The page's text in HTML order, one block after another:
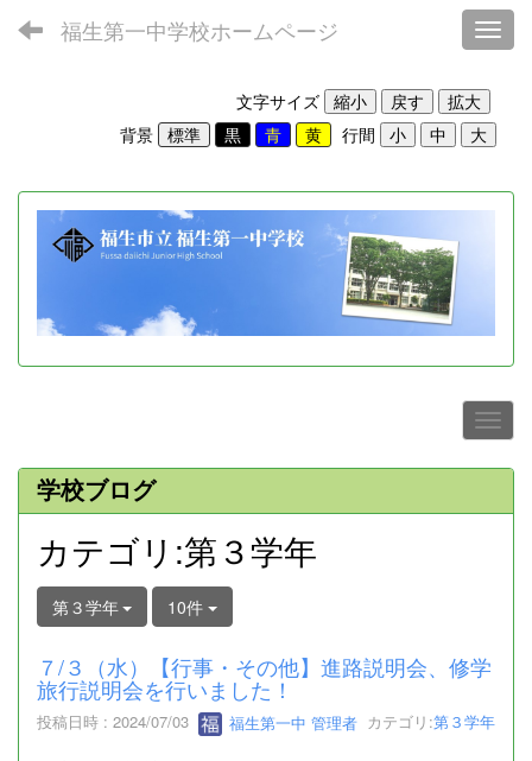
福生第一中学校ホームページ
文字サイズ
背景
行間
学校ブログ
カテゴリ:第３学年
第３学年 10件
７/３（水）【行事・その他】進路説明会、修学
旅行説明会を行いました！
投稿日時 : 2024/07/03 福生第一中 管理者 カテゴリ:第３学年